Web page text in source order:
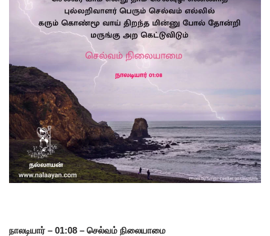
நாலடியார் – 01:08 – செல்வம் நிலையாமை